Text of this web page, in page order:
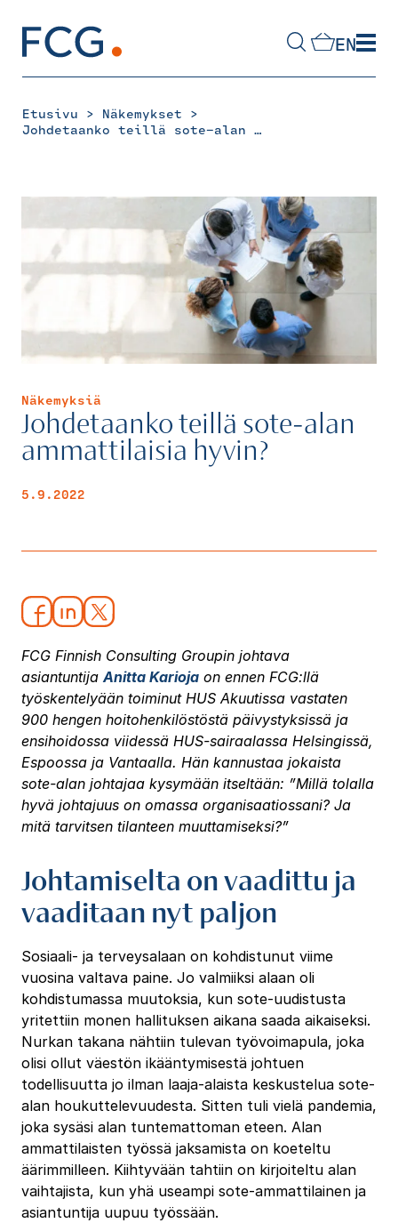
content
EN
Etusivu > Näkemykset >
Johdetaanko teillä sote-alan ammattilaisia hyvin?
Näkemyksiä
Johdetaanko teillä sote-alan
ammattilaisia hyvin?
5.9.2022
FCG Finnish Consulting Groupin johtava
asiantuntijaAnitta Kariojaon ennen FCG:llä
työskentelyään toiminut HUS Akuutissa vastaten
900 hengen hoitohenkilöstöstä päivystyksissä ja
ensihoidossa viidessä HUS-sairaalassa Helsingissä,
Espoossa ja Vantaalla. Hän kannustaa jokaista
sote-alan johtajaa kysymään itseltään: ”Millä tolalla
hyvä johtajuus on omassa organisaatiossani? Ja
mitä tarvitsen tilanteen muuttamiseksi?”
Johtamiselta on vaadittu ja
vaaditaan nyt paljon
Sosiaali- ja terveysalaan on kohdistunut viime
vuosina valtava paine. Jo valmiiksi alaan oli
kohdistumassa muutoksia, kun sote-uudistusta
yritettiin monen hallituksen aikana saada aikaiseksi.
Nurkan takana nähtiin tulevan työvoimapula, joka
olisi ollut väestön ikääntymisestä johtuen
todellisuutta jo ilman laaja-alaista keskustelua sote-
alan houkuttelevuudesta. Sitten tuli vielä pandemia,
joka sysäsi alan tuntemattoman eteen. Alan
ammattilaisten työssä jaksamista on koeteltu
äärimmilleen. Kiihtyvään tahtiin on kirjoiteltu alan
vaihtajista, kun yhä useampi sote-ammattilainen ja
asiantuntija uupuu työssään.